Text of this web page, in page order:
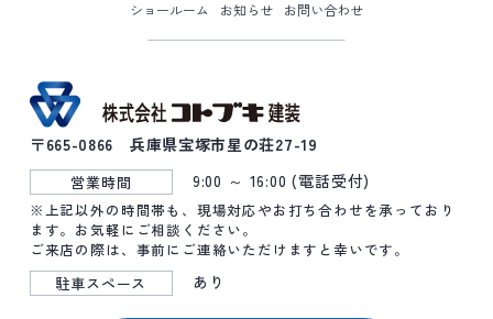
ショールーム
お知らせ お問い合わせ
〒665-0866 兵庫県宝塚市星の荘27-19
営業時間 9:00 ～ 16:00 (電話受付)
※上記以外の時間帯も、現場対応やお打ち合わせを承っており
ます。お気軽にご相談ください。
ご来店の際は、事前にご連絡いただけますと幸いです。
駐車スペース
あり